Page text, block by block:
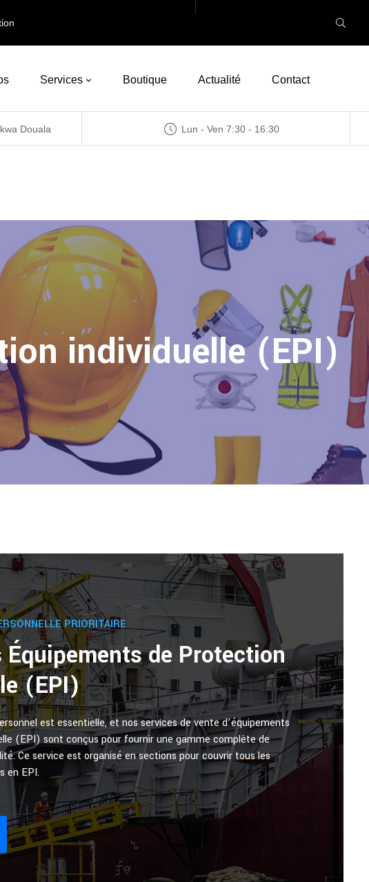
Services Boutique Actualité Contact
Douala Lun - Ven 7:30 - 16:30
individuelle (EPI)
PRIORITAIRE
Équipements de Protection
(EPI)
est essentielle, et nos services de vente d’équipements
(EPI) sont conçus pour fournir une gamme complète de
Ce service est organisé en sections pour couvrir tous les
en EPI.